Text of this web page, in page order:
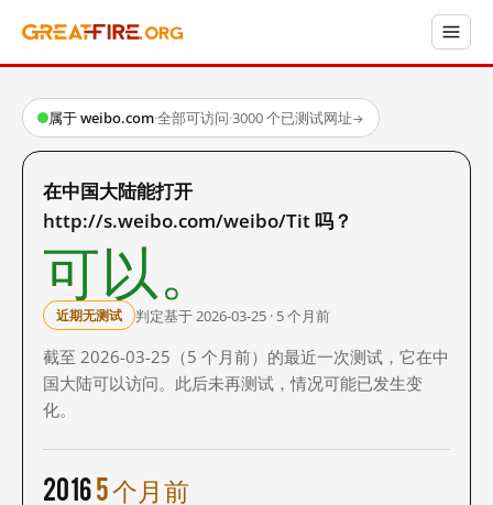
属于 weibo.com·全部可访问·3000 个已测试网址→
在中国大陆能打开
http://s.weibo.com/weibo/Tit 吗？
可以。
近期无测试 判定基于 2026-03-25 · 5 个月前
截至 2026-03-25（5 个月前）的最近一次测试，它在中
国大陆可以访问。此后未再测试，情况可能已发生变
化。
20165 个月前